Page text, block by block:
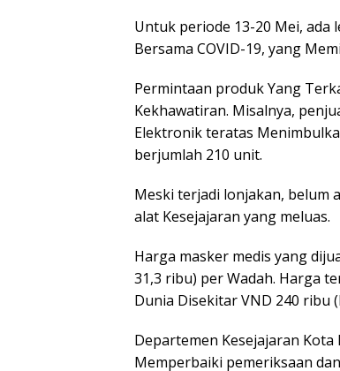
Untuk periode 13-20 Mei,
Bersama COVID-19, yang
Permintaan produk Yang
Kekhawatiran. Misalnya,
Elektronik teratas
berjumlah 210 unit.
Meski terjadi lonjakan, belum
alat Kesejajaran yang meluas.
Harga masker medis yang
31,3 ribu) per Wadah. Harga
Dunia Disekitar VND 240 ribu
Departemen Kesejajaran
Memperbaiki pemeriksaan